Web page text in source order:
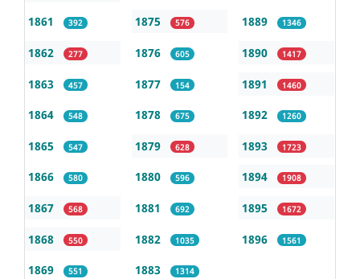
1861 392
1862 277
1863 457
1864 548
1865 547
1866 580
1867 568
1868 550
1869 551
1875 576
1876 605
1877 154
1878 675
1879 628
1880 596
1881 692
1882 1035
1883 1314
1889 1346
1890 1417
1891 1460
1892 1260
1893 1723
1894 1908
1895 1672
1896 1561